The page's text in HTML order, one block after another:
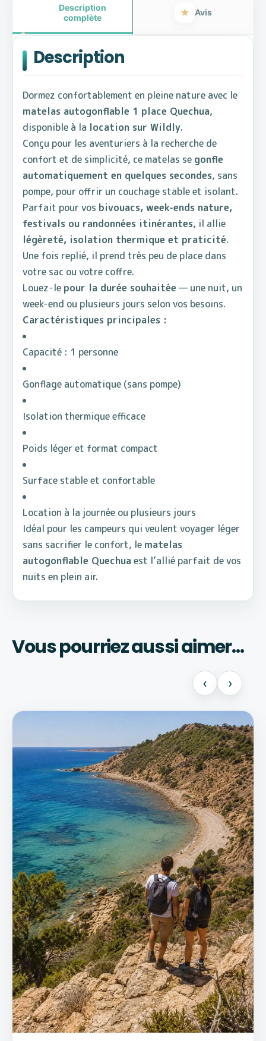
Description
complète
Avis
Description
Dormez confortablement en pleine nature avec le
matelas autogonflable 1 place Quechua,
disponible à la location sur Wildly.
Conçu pour les aventuriers à la recherche de
confort et de simplicité, ce matelas se gonfle
automatiquement en quelques secondes, sans
pompe, pour offrir un couchage stable et isolant.
Parfait pour vos bivouacs, week-ends nature,
festivals ou randonnées itinérantes, il allie
légèreté, isolation thermique et praticité.
Une fois replié, il prend très peu de place dans
votre sac ou votre coffre.
Louez-le pour la durée souhaitée — une nuit, un
week-end ou plusieurs jours selon vos besoins.
Caractéristiques principales :
Capacité : 1 personne
Gonflage automatique (sans pompe)
Isolation thermique efficace
Poids léger et format compact
Surface stable et confortable
Location à la journée ou plusieurs jours
Idéal pour les campeurs qui veulent voyager léger
sans sacrifier le confort, le matelas
autogonflable Quechuaest l’allié parfait de vos
nuits en plein air.
Vous pourriez aussi aimer…
‹ ›